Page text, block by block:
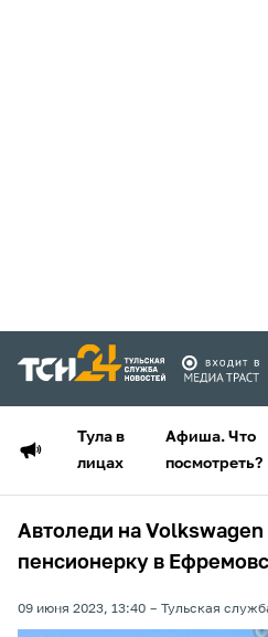
Тула в
лицах
Афиша. Что
посмотреть?
Автоледи на Volkswagen
пенсионерку в
09 июня 2023, 13:40 Тульская